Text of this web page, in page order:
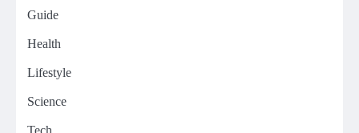
Guide
Health
Lifestyle
Science